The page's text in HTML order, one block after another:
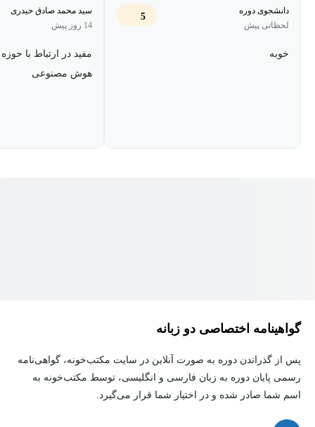
منابع انسانی، مانند برنامه‌ریزی نیروی کار و افزایش مشارکت کارکنان،
مولد که این کاربردها را در حوزه منابع انسانی ممکن می‌سازد، بررسی
تازگی وارد این حوزه شده‌اند مناسب است. همچنین رهبران منابع
انسانی و مدیران پرسنل نیز می‌توانند از این دوره بهره‌مند شوند.
دانشجوی دوره
لحظاتی پیش
5
خوبه
سید محمد صادق حیدری
14 روز پیش
مفید در ارتباط با حوزه
هوش مصنوعی
گواهینامه اختصاصی دو زبانه
پس از گذراندن دوره به صورت آنلاین در سایت مکتب‌خونه، گواهی‌نامه
رسمی پایان دوره به زبان فارسی و انگلیسی، توسط مکتب‌خونه به
اسم شما صادر شده و در اختیار شما قرار می‌گیرد.